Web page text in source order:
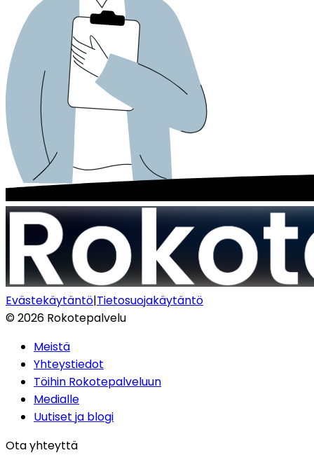
Evästekäytäntö|Tietosuojakäytäntö
©2026 Rokotepalvelu
Meistä
Yhteystiedot
Töihin Rokotepalveluun
Medialle
Uutiset ja blogi
Ota yhteyttä